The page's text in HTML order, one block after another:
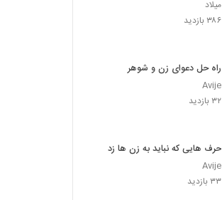
میلاد
۳۸۶ بازدید
راه حل دعوای زن و شوهر
Avije
۳۲ بازدید
حرف هایی که نباید به زن ها زد
Avije
۳۳ بازدید